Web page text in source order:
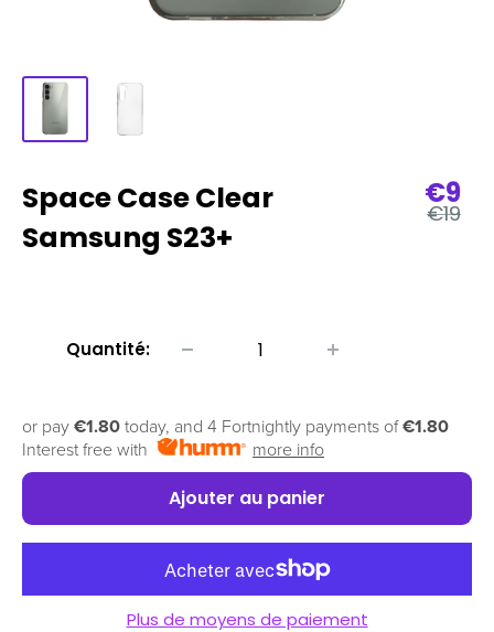
Space Case Clear
Samsung S23+
Prix
de
€9
Prix
€19
Quantité:
or pay €1.80 today, and 4 Fortnightly payments of€1.80
Interest free with
more info
Ajouter au panier
Plus de moyens de paiement